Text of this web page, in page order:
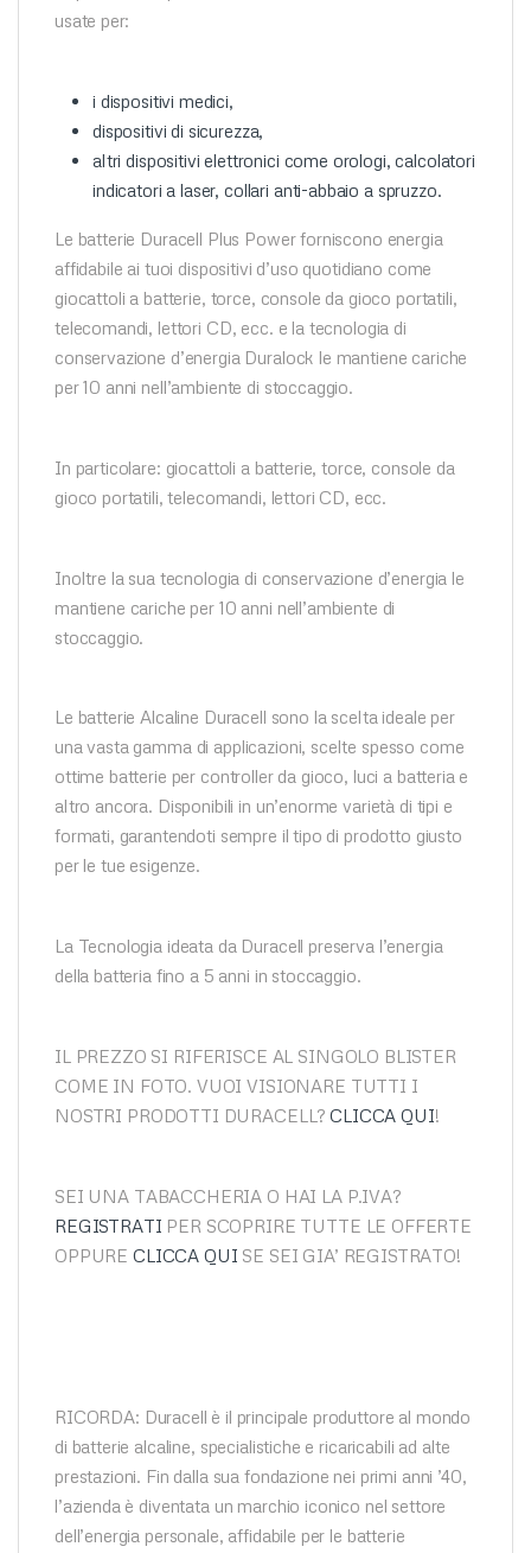
usate per:
i dispositivi medici,
dispositivi di sicurezza,
altri dispositivi elettronici come orologi, calcolatori
indicatori a laser, collari anti-abbaio a spruzzo.
Le batterie Duracell Plus Power forniscono energia
affidabile ai tuoi dispositivi d’uso quotidiano come
giocattoli a batterie, torce, console da gioco portatili,
telecomandi, lettori CD, ecc. e la tecnologia di
conservazione d’energia Duralock le mantiene cariche
per 10 anni nell’ambiente di stoccaggio.
In particolare: giocattoli a batterie, torce, console da
gioco portatili, telecomandi, lettori CD, ecc.
Inoltre la sua tecnologia di conservazione d’energia le
mantiene cariche per 10 anni nell’ambiente di
stoccaggio.
Le batterie Alcaline Duracell sono la scelta ideale per
una vasta gamma di applicazioni, scelte spesso come
ottime batterie per controller da gioco, luci a batteria e
altro ancora. Disponibili in un’enorme varietà di tipi e
formati, garantendoti sempre il tipo di prodotto giusto
per le tue esigenze.
La Tecnologia ideata da Duracell preserva l’energia
della batteria fino a 5 anni in stoccaggio.
IL PREZZO SI RIFERISCE AL SINGOLO BLISTER
COME IN FOTO. VUOI VISIONARE TUTTI I
NOSTRI PRODOTTI DURACELL?CLICCA QUI!
SEI UNA TABACCHERIA O HAI LA P.IVA?
REGISTRATI PER SCOPRIRE TUTTE LE OFFERTE
OPPURE CLICCA QUI SE SEI GIA’ REGISTRATO!
RICORDA: Duracell è il principale produttore al mondo
di batterie alcaline, specialistiche e ricaricabili ad alte
prestazioni. Fin dalla sua fondazione nei primi anni ’40,
l’azienda è diventata un marchio iconico nel settore
dell’energia personale, affidabile per le batterie